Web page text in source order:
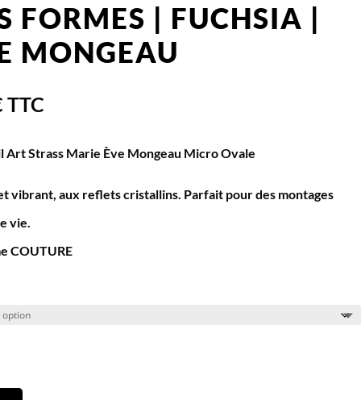
FORMES | FUCHSIA |
MONGEAU
TTC
Art Strass Marie Ève Mongeau Micro Ovale
vibrant, aux reflets cristallins. Parfait pour des montages
vie.
COUTURE